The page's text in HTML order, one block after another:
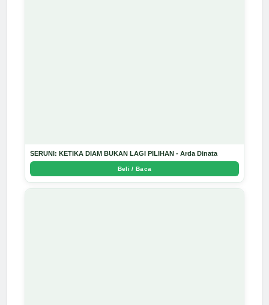
SERUNI: KETIKA DIAM BUKAN LAGI PILIHAN - Arda Dinata
Beli / Baca